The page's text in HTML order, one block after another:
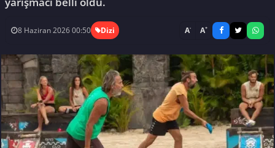
8 Haziran 2026 00:50 Dizi A- A+